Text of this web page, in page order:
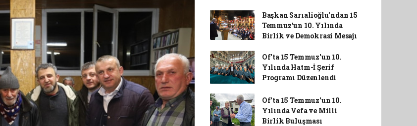
Başkan Sarıalioğlu'ndan 15
Temmuz'un 10. Yılında
Birlik ve Demokrasi Mesajı
Of'ta 15 Temmuz'un 10.
Yılında Hatm-İ Şerif
Programı Düzenlendi
Of'ta 15 Temmuz'un 10.
Yılında Vefa ve Milli
Birlik Buluşması